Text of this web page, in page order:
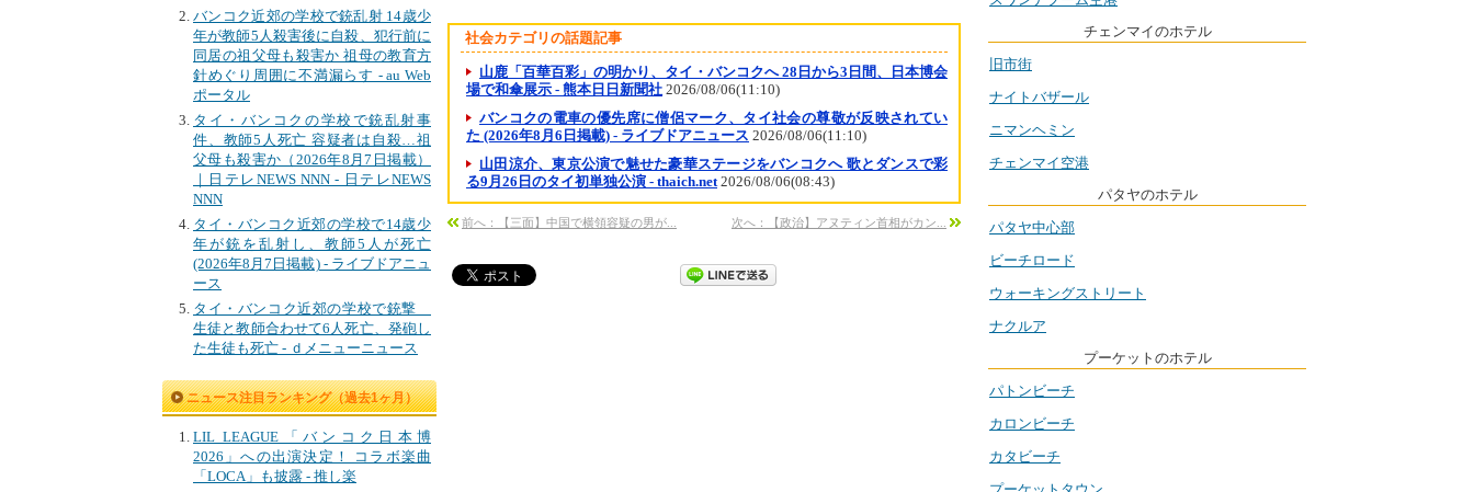
バンコク近郊の学校で銃乱射 14歳少
年が教師5人殺害後に自殺、犯行前に
同居の祖父母も殺害か 祖母の教育方
針めぐり周囲に不満漏らす - au Web
ポータル
タイ・バンコクの学校で銃乱射事
件、教師5人死亡 容疑者は自殺…祖
父母も殺害か（2026年8月7日掲載）
｜日テレNEWS NNN - 日テレNEWS
NNN
タイ・バンコク近郊の学校で14歳少
年が銃を乱射し、教師5人が死亡
(2026年8月7日掲載) - ライブドアニュ
ース
タイ・バンコク近郊の学校で銃撃
生徒と教師合わせて6人死亡、発砲し
た生徒も死亡 - ｄメニューニュース
ニュース注目ランキング（過去1ヶ月）
LIL LEAGUE「バンコク日本博
2026」への出演決定！ コラボ楽曲
「LOCA」も披露 - 推し楽
社会カテゴリの話題記事
山鹿「百華百彩」の明かり、タイ・バンコクへ 28日から3日間、日本博会
場で和傘展示 - 熊本日日新聞社 2026/08/06(11:10)
バンコクの電車の優先席に僧侶マーク、タイ社会の尊敬が反映されてい
た (2026年8月6日掲載) - ライブドアニュース 2026/08/06(11:10)
山田涼介、東京公演で魅せた豪華ステージをバンコクへ 歌とダンスで彩
る9月26日のタイ初単独公演 - thaich.net2026/08/06(08:43)
前へ：【三面】中国で横領容疑の男が... 次へ：【政治】アヌティン首相がカン...